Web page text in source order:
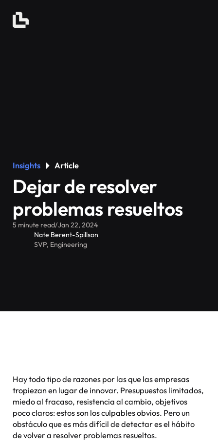
Insights Article
Dejar de resolver
problemas resueltos
5 minute read/Jan 22, 2024
Nate Berent-Spillson
SVP, Engineering
Hay todo tipo de razones por las que las empresas
tropiezan en lugar de innovar. Presupuestos limitados,
miedo al fracaso, resistencia al cambio, objetivos
poco claros: estos son los culpables obvios. Pero un
obstáculo que es más difícil de detectar es el hábito
de volver a resolver problemas resueltos.